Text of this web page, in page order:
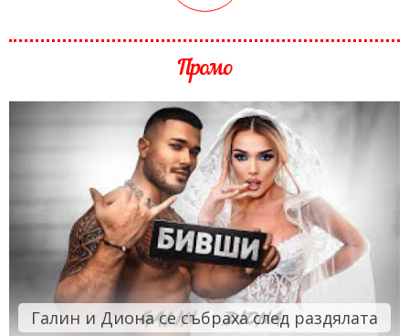
Промо
Галин и Диона се събраха след раздялата